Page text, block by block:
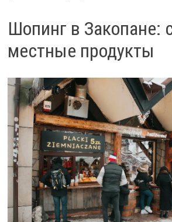
Шопинг в Закопане:
местные продукты